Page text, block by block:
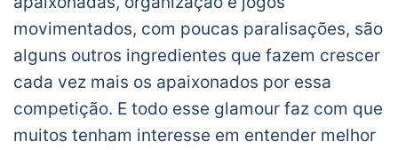
movimentados, com poucas paralisações, são
alguns outros ingredientes que fazem crescer
cada vez mais os apaixonados por essa
competição. E todo esse glamour faz com que
muitos tenham interesse em entender melhor